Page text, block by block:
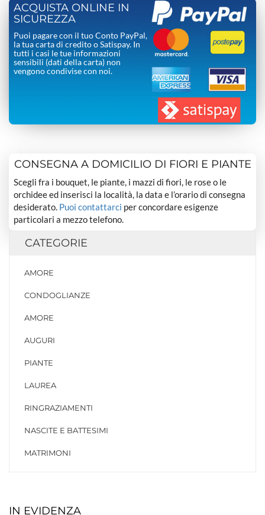
ACQUISTA ONLINE IN
SICUREZZA
Puoi pagare con il tuo Conto PayPal,
la tua carta di credito o Satispay. In
tutti i casi le tue informazioni
sensibili (dati della carta) non
vengono condivise con noi.
CONSEGNA A DOMICILIO DI FIORI E PIANTE
Scegli fra i bouquet, le piante, i mazzi di fiori, le rose o le
orchidee ed inserisci la località, la data e l’orario di consegna
desiderato. Puoi contattarci per concordare esigenze
particolari a mezzo telefono.
CATEGORIE
AMORE
CONDOGLIANZE
AMORE
AUGURI
PIANTE
LAUREA
RINGRAZIAMENTI
NASCITE E BATTESIMI
MATRIMONI
IN EVIDENZA